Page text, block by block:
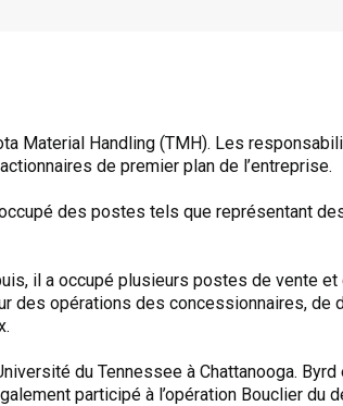
Material Handling (TMH). Les
de premier plan de l’entreprise.
des postes tels que représentant
il a occupé plusieurs postes de vente
des opérations des concessionnaires, de
du Tennessee à Chattanooga.
participé à l’opération Bouclier du